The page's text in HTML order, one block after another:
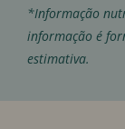
*Informação
informação é
estimativa.